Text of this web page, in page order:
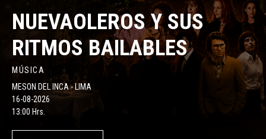
NUEVAOLEROS Y SUS
RITMOS BAILABLES
MÚSICA
MESON DEL INCA - LIMA
16-08-2026
13:00 Hrs.